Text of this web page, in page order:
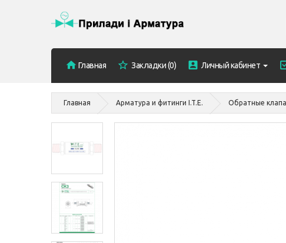
Главная Закладки (0) Личный кабинет
Главная Арматура и фитинги I.T.E. Обратные